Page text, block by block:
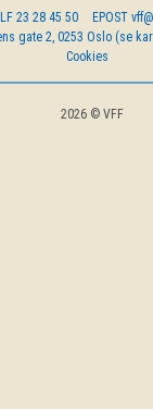
23 28 45 50 EPOST
gate 2, 0253 Oslo (se
Cookies
2026 © VFF